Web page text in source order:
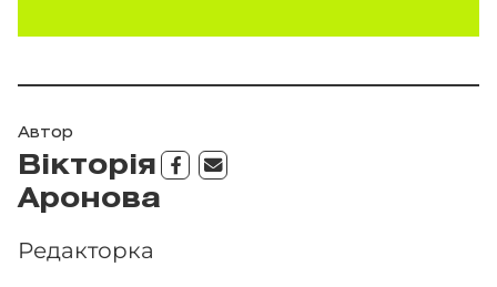
Автор
Вікторія
Аронова
Редакторка